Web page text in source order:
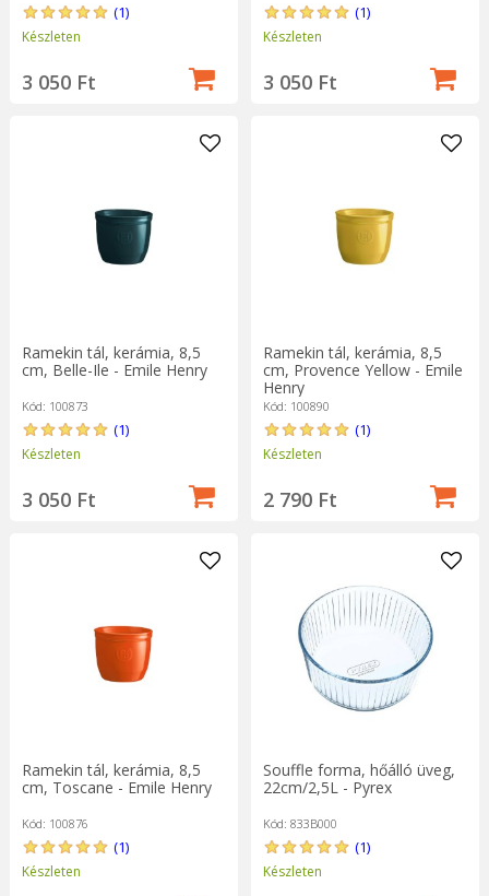
(1)
Készleten
3 050 Ft
(1)
Készleten
3 050 Ft
Ramekin tál, kerámia, 8,5
cm, Belle-Ile - Emile Henry
Kód: 100873
(1)
Készleten
3 050 Ft
Ramekin tál, kerámia, 8,5
cm, Provence Yellow - Emile
Henry
Kód: 100890
(1)
Készleten
2 790 Ft
Ramekin tál, kerámia, 8,5
cm, Toscane - Emile Henry
Kód: 100876
(1)
Készleten
Souffle forma, hőálló üveg,
22cm/2,5L - Pyrex
Kód: 833B000
(1)
Készleten